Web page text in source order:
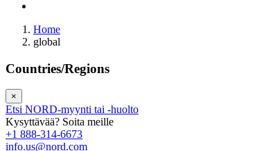
Home
global
Countries/Regions
×
Etsi NORD-myynti tai -huolto
Kysyttävää? Soita meille
+1 888-314-6673
info.us@nord.com